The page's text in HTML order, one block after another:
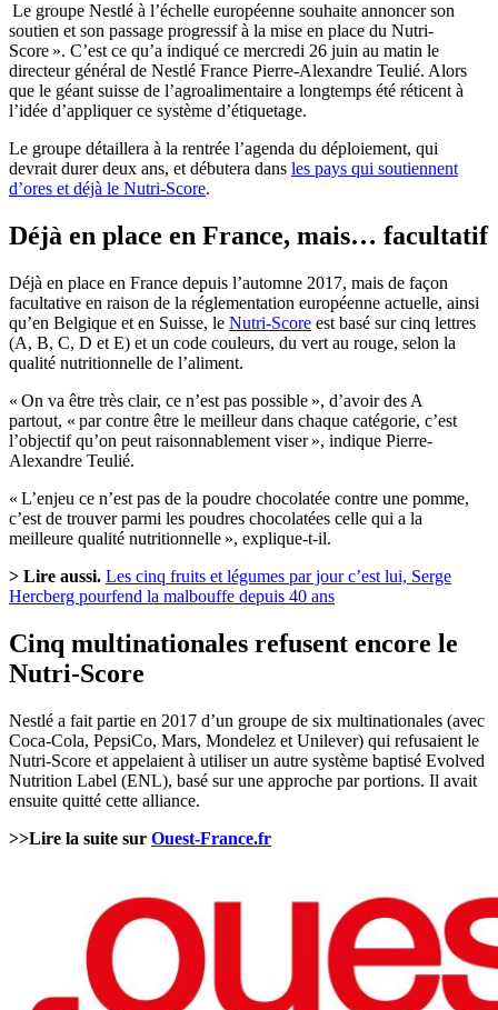
Le groupe Nestlé à l’échelle européenne souhaite annoncer son
soutien et son passage progressif à la mise en place du Nutri-
Score ». C’est ce qu’a indiqué ce mercredi 26 juin au matin le
directeur général de Nestlé France Pierre-Alexandre Teulié. Alors
que le géant suisse de l’agroalimentaire a longtemps été réticent à
l’idée d’appliquer ce système d’étiquetage.
Le groupe détaillera à la rentrée l’agenda du déploiement, qui
devrait durer deux ans, et débutera dans les pays qui soutiennent
d’ores et déjà le Nutri-Score.
Déjà en place en France, mais… facultatif
Déjà en place en France depuis l’automne 2017, mais de façon
facultative en raison de la réglementation européenne actuelle, ainsi
qu’en Belgique et en Suisse, le Nutri-Score est basé sur cinq lettres
(A, B, C, D et E) et un code couleurs, du vert au rouge, selon la
qualité nutritionnelle de l’aliment.
« On va être très clair, ce n’est pas possible », d’avoir des A
partout, « par contre être le meilleur dans chaque catégorie, c’est
l’objectif qu’on peut raisonnablement viser », indique Pierre-
Alexandre Teulié.
« L’enjeu ce n’est pas de la poudre chocolatée contre une pomme,
c’est de trouver parmi les poudres chocolatées celle qui a la
meilleure qualité nutritionnelle », explique-t-il.
> Lire aussi. Les cinq fruits et légumes par jour c’est lui, Serge
Hercberg pourfend la malbouffe depuis 40 ans
Cinq multinationales refusent encore le
Nutri-Score
Nestlé a fait partie en 2017 d’un groupe de six multinationales (avec
Coca-Cola, PepsiCo, Mars, Mondelez et Unilever) qui refusaient le
Nutri-Score et appelaient à utiliser un autre système baptisé Evolved
Nutrition Label (ENL), basé sur une approche par portions. Il avait
ensuite quitté cette alliance.
>>Lire la suite sur Ouest-France.fr